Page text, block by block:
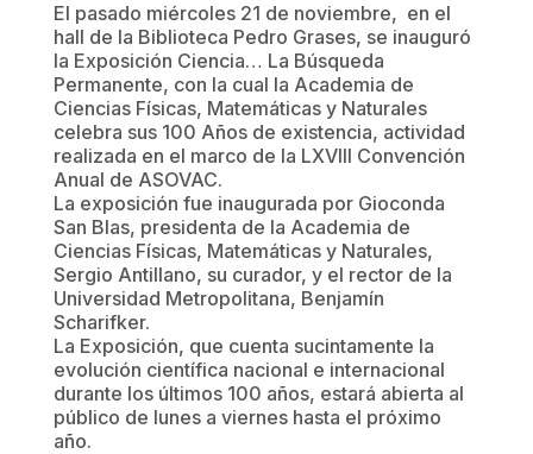
El pasado miércoles 21 de noviembre, en el
hall de la Biblioteca Pedro Grases, se inauguró
la Exposición Ciencia… La Búsqueda
Permanente, con la cual la Academia de
Ciencias Físicas, Matemáticas y Naturales
celebra sus 100 Años de existencia, actividad
realizada en el marco de la LXVIII Convención
Anual de ASOVAC.
La exposición fue inaugurada por Gioconda
San Blas, presidenta de la Academia de
Ciencias Físicas, Matemáticas y Naturales,
Sergio Antillano, su curador, y el rector de la
Universidad Metropolitana, Benjamín
Scharifker.
La Exposición, que cuenta sucintamente la
evolución científica nacional e internacional
durante los últimos 100 años, estará abierta al
público de lunes a viernes hasta el próximo
año.